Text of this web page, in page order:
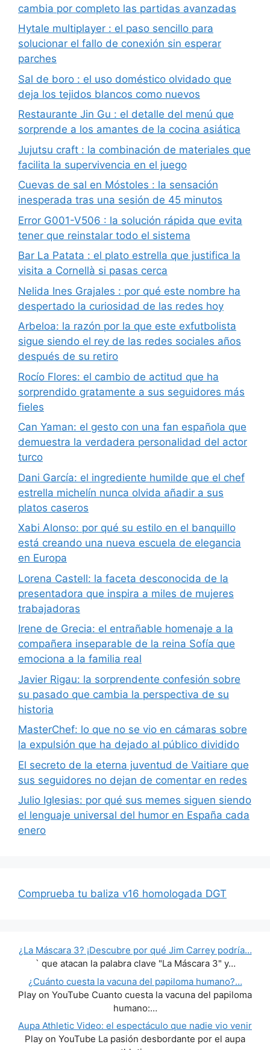
cambia por completo las partidas avanzadas
Hytale multiplayer : el paso sencillo para
solucionar el fallo de conexión sin esperar
parches
Sal de boro : el uso doméstico olvidado que
deja los tejidos blancos como nuevos
Restaurante Jin Gu : el detalle del menú que
sorprende a los amantes de la cocina asiática
Jujutsu craft : la combinación de materiales que
facilita la supervivencia en el juego
Cuevas de sal en Móstoles : la sensación
inesperada tras una sesión de 45 minutos
Error G001-V506 : la solución rápida que evita
tener que reinstalar todo el sistema
Bar La Patata : el plato estrella que justifica la
visita a Cornellà si pasas cerca
Nelida Ines Grajales : por qué este nombre ha
despertado la curiosidad de las redes hoy
Arbeloa: la razón por la que este exfutbolista
sigue siendo el rey de las redes sociales años
después de su retiro
Rocío Flores: el cambio de actitud que ha
sorprendido gratamente a sus seguidores más
fieles
Can Yaman: el gesto con una fan española que
demuestra la verdadera personalidad del actor
turco
Dani García: el ingrediente humilde que el chef
estrella michelín nunca olvida añadir a sus
platos caseros
Xabi Alonso: por qué su estilo en el banquillo
está creando una nueva escuela de elegancia
en Europa
Lorena Castell: la faceta desconocida de la
presentadora que inspira a miles de mujeres
trabajadoras
Irene de Grecia: el entrañable homenaje a la
compañera inseparable de la reina Sofía que
emociona a la familia real
Javier Rigau: la sorprendente confesión sobre
su pasado que cambia la perspectiva de su
historia
MasterChef: lo que no se vio en cámaras sobre
la expulsión que ha dejado al público dividido
El secreto de la eterna juventud de Vaitiare que
sus seguidores no dejan de comentar en redes
Julio Iglesias: por qué sus memes siguen siendo
el lenguaje universal del humor en España cada
enero
Comprueba tu baliza v16 homologada DGT
¿La Máscara 3? ¡Descubre por qué Jim Carrey podría…
` que atacan la palabra clave "La Máscara 3" y…
¿Cuánto cuesta la vacuna del papiloma humano?…
Play on YouTube Cuanto cuesta la vacuna del papiloma
humano:…
Aupa Athletic Video: el espectáculo que nadie vio venir
Play on YouTube La pasión desbordante por el aupa